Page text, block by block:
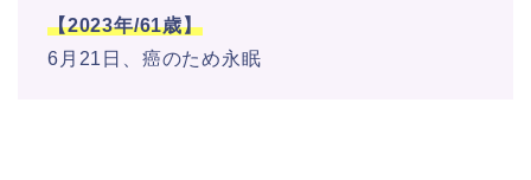
【2023年/61歳】
6月21日、癌のため永眠